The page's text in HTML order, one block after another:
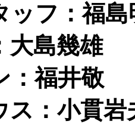
ッフ：福島
大島幾雄
：福井敬
ス：小貫岩